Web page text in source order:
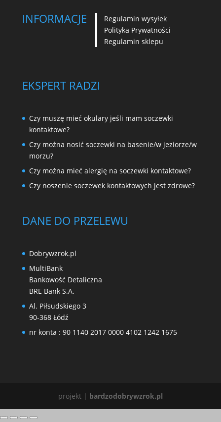
INFORMACJE
Regulamin wysyłek
Polityka Prywatności
Regulamin sklepu
EKSPERT RADZI
Czy muszę mieć okulary jeśli mam soczewki
kontaktowe?
Czy można nosić soczewki na basenie/w jeziorze/w
morzu?
Czy można mieć alergię na soczewki kontaktowe?
Czy noszenie soczewek kontaktowych jest zdrowe?
DANE DO PRZELEWU
Dobrywzrok.pl
MultiBank
Bankowość Detaliczna
BRE Bank S.A.
Al. Piłsudskiego 3
90-368 Łódź
nr konta : 90 1140 2017 0000 4102 1242 1675
projekt | bardzodobrywzrok.pl